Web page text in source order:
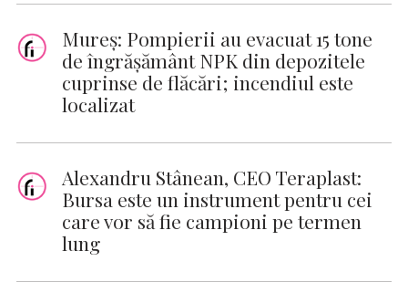
Mureş: Pompierii au evacuat 15 tone
de îngrăşământ NPK din depozitele
cuprinse de flăcări; incendiul este
localizat
Alexandru Stânean, CEO Teraplast:
Bursa este un instrument pentru cei
care vor să fie campioni pe termen
lung